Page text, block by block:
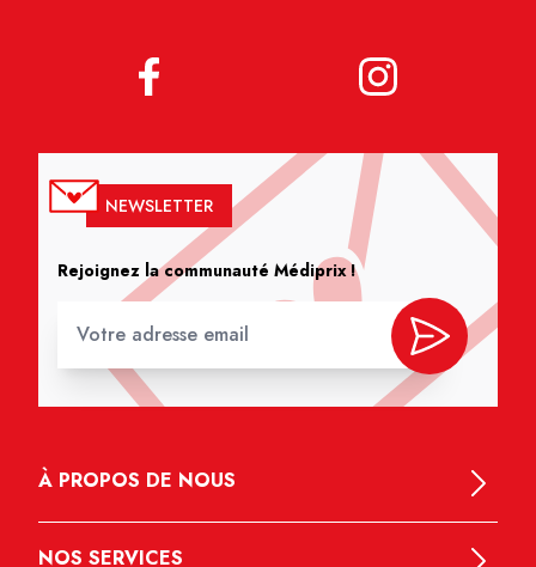
NEWSLETTER
Rejoignez la communauté Médiprix !
À PROPOS DE NOUS
NOS SERVICES